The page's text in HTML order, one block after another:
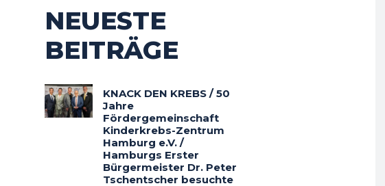
NEUESTE
BEITRÄGE
KNACK DEN KREBS / 50
Jahre
Fördergemeinschaft
Kinderkrebs-Zentrum
Hamburg e.V. /
Hamburgs Erster
Bürgermeister Dr. Peter
Tschentscher besuchte